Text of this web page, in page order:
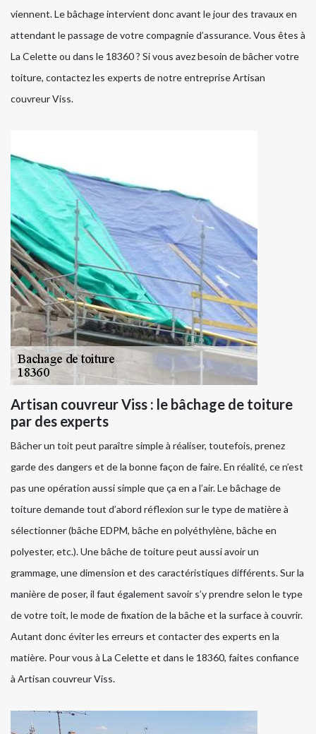
viennent. Le bâchage intervient donc avant le jour des travaux en
attendant le passage de votre compagnie d’assurance. Vous êtes à
La Celette ou dans le 18360 ? Si vous avez besoin de bâcher votre
toiture, contactez les experts de notre entreprise Artisan
couvreur Viss.
Artisan couvreur Viss : le bâchage de toiture
par des experts
Bâcher un toit peut paraître simple à réaliser, toutefois, prenez
garde des dangers et de la bonne façon de faire. En réalité, ce n’est
pas une opération aussi simple que ça en a l’air. Le bâchage de
toiture demande tout d’abord réflexion sur le type de matière à
sélectionner (bâche EDPM, bâche en polyéthylène, bâche en
polyester, etc.). Une bâche de toiture peut aussi avoir un
grammage, une dimension et des caractéristiques différents. Sur la
manière de poser, il faut également savoir s’y prendre selon le type
de votre toit, le mode de fixation de la bâche et la surface à couvrir.
Autant donc éviter les erreurs et contacter des experts en la
matière. Pour vous à La Celette et dans le 18360, faites confiance
à Artisan couvreur Viss.